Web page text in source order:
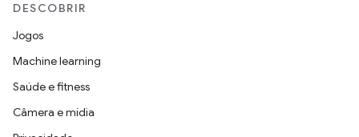
DESCOBRIR
Jogos
Machine learning
Saúde e fitness
Câmera e mídia